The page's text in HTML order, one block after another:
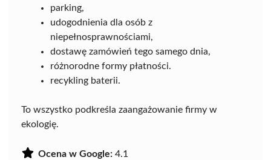
parking,
udogodnienia dla osób z
niepełnosprawnościami,
dostawę zamówień tego samego dnia,
różnorodne formy płatności.
recykling baterii.
To wszystko podkreśla zaangażowanie firmy w
ekologię.
Ocena w Google: 4.1